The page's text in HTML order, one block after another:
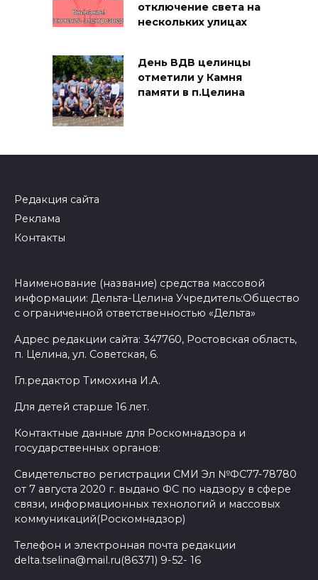
отключение света на
нескольких улицах
День ВДВ целинцы
отметили у Камня
памяти в п.Целина
Редакция сайта
Реклама
Контакты
Наименование (название) средства массовой
информации: Дельта-Целина Учредитель:Общество
с ограниченной ответственностью «Дельта»
Адрес редакции сайта: 347760, Ростовская область,
п. Целина, ул. Советская, 6.
Гл.редактор Тимохина И.А.
Для детей старше 16 лет.
Контактные данные для Роскомнадзора и
государственных органов:
Свидетельство регистрации СМИ Эл №ФС77-78780
от 7 августа 2020 г. выдано ФС по надзору в сфере
связи, информационных технологий и массовых
коммуникаций(Роскомнадзор)
Телефон и электронная почта редакции
delta.tselina@mail.ru(86371) 9-52- 16